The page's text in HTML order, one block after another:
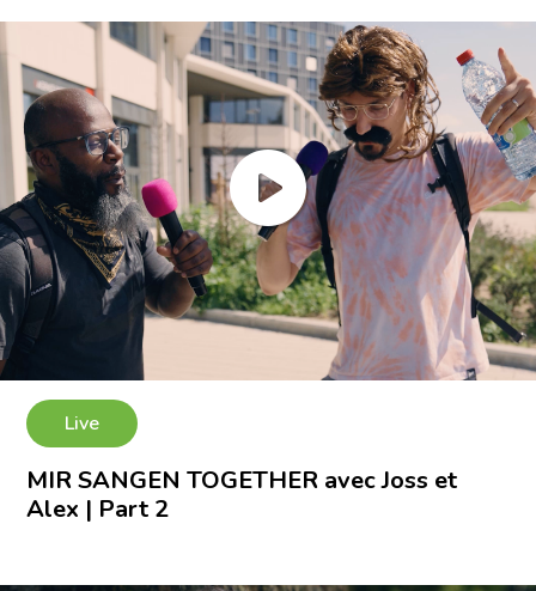
Live
MIR SANGEN TOGETHER avec Joss et
Alex | Part 2